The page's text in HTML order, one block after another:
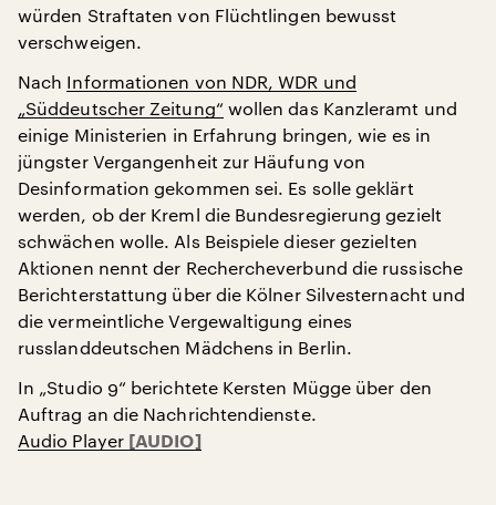
würden Straftaten von Flüchtlingen bewusst
verschweigen.
Nach Informationen von NDR, WDR und
„Süddeutscher Zeitung“ wollen das Kanzleramt und
einige Ministerien in Erfahrung bringen, wie es in
jüngster Vergangenheit zur Häufung von
Desinformation gekommen sei. Es solle geklärt
werden, ob der Kreml die Bundesregierung gezielt
schwächen wolle. Als Beispiele dieser gezielten
Aktionen nennt der Rechercheverbund die russische
Berichterstattung über die Kölner Silvesternacht und
die vermeintliche Vergewaltigung eines
russlanddeutschen Mädchens in Berlin.
In „Studio 9“ berichtete Kersten Mügge über den
Auftrag an die Nachrichtendienste.
Audio Player